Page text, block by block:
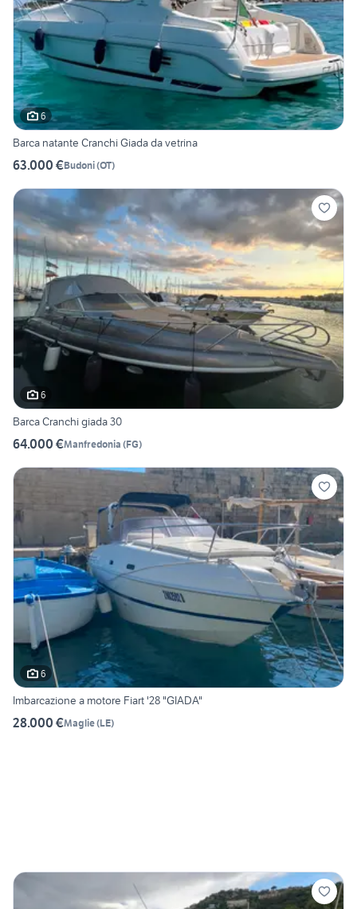
6
Barca natante Cranchi Giada da vetrina
63.000 €Budoni(OT)
6
Barca Cranchi giada 30
64.000 €Manfredonia (FG)
6
Imbarcazione a motore Fiart '28 "GIADA"
28.000 €Maglie(LE)